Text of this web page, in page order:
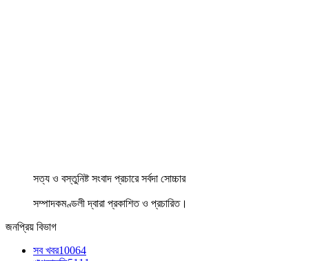
সত্য ও বস্তুনিষ্ট সংবাদ প্রচারে সর্বদা সোচ্চার
সম্পাদকমণ্ডলী দ্বারা প্রকাশিত ও প্রচারিত।
জনপ্রিয় বিভাগ
সব খবর10064